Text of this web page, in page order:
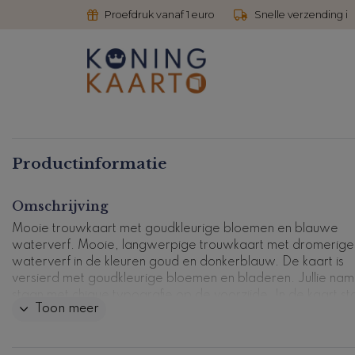
Proefdruk vanaf 1 euro Snelle verzending i
Productinformatie
Omschrijving
Mooie trouwkaart met goudkleurige bloemen en blauwe
waterverf. Mooie, langwerpige trouwkaart met dromerige
waterverf in de kleuren goud en donkerblauw. De kaart is
versierd met goudkleurige bloemen en bladeren. Jullie
een tijdlijn met het dagprogramma. Deze kun je aanpassen
Toon meer